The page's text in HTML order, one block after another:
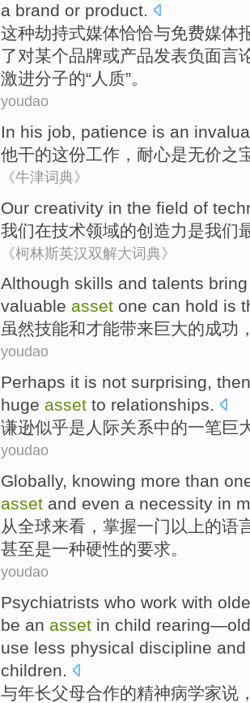
a brand or product.
这种劫持式媒体恰恰与免费媒体
了对某个品牌或产品发表负面言
激进分子的“人质”。
youdao
In his job, patience is an
他干的这份工作， 耐心是无价之
《牛津词典》
Our creativity in the field of
我们在技术领域的创造力是我们
《柯林斯英汉双解大词典》
Although skills and talents
valuable asset one can hold is
虽然技能和才能带来巨大的成功
youdao
Perhaps it is not surprising,
huge asset to relationships.
谦逊似乎是 人际关系中的一笔巨
youdao
Globally, knowing more than
asset and even a necessity in
从全球来看 ， 掌握一门 以上的语
甚至是一种硬性的要求。
youdao
Psychiatrists who work with
be an asset in child rearing—
use less physical discipline and
children.
与年长父母合作的精神病学家说